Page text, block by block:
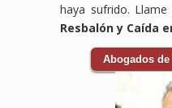
haya sufrido.
Resbalón y Caída
Abogados